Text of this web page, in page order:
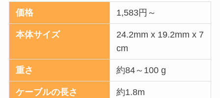
価格 1,583円～
本体サイズ
24.2mm x 19.2mm x 7
cm
重さ 約84～100 g
ケーブルの長さ 約1.8m